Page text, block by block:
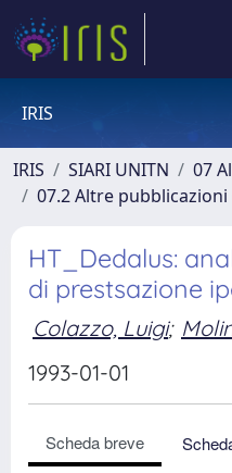
IRIS
IRIS SIARI UNITN
07
07.2 Altre
HT_Dedalus:
di prestsazione
Colazzo, Luigi;
1993-01-01
Scheda breve